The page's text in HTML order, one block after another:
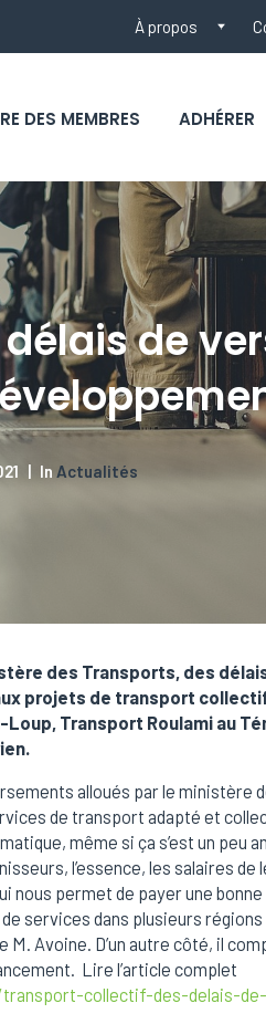
À propos
DES MEMBRES ADHÉRER
de
In Actualités
des Transports, des
projets de transport collectif
Transport Roulami au
alloués par le ministère
de transport adapté et
même si ça s’est un peu
l’essence, les salaires de
permet de payer une
services dans plusieurs régions
Avoine. D’un autre côté, il
Lire l’article complet
collectif-des-delais-